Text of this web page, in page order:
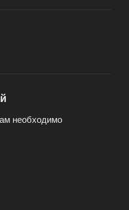
необходимо